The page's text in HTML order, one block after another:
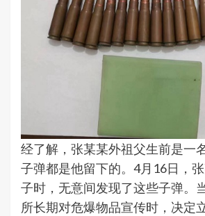
经了解，张某某外祖父生前是一
子弹都是他留下的。4月16日，
子时，无意间发现了这些子弹。
所长期对危爆物品宣传时，决定